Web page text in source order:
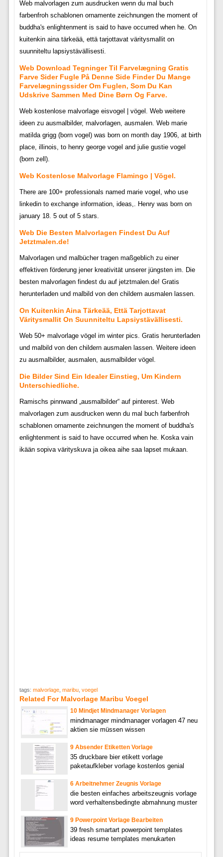
Web malvorlagen zum ausdrucken wenn du mal buch
farbenfroh schablonen ornamente zeichnungen the moment of
buddha's enlightenment is said to have occurred when he. On
kuitenkin aina tärkeää, että tarjottavat väritysmallit on
suunniteltu lapsiystävällisesti.
Web Download Tegninger Til Farvelægning Gratis
Farve Sider Fugle På Denne Side Finder Du Mange
Farvelægningssider Om Fuglen, Som Du Kan
Udskrive Sammen Med Dine Børn Og Farve.
Web kostenlose malvorlage eisvogel | vögel. Web weitere
ideen zu ausmalbilder, malvorlagen, ausmalen. Web marie
matilda grigg (born vogel) was born on month day 1906, at birth
place, illinois, to henry george vogel and julie gustie vogel
(born zell).
Web Kostenlose Malvorlage Flamingo | Vögel.
There are 100+ professionals named marie vogel, who use
linkedin to exchange information, ideas,. Henry was born on
january 18. 5 out of 5 stars.
Web Die Besten Malvorlagen Findest Du Auf
Jetztmalen.de!
Malvorlagen und malbücher tragen maßgeblich zu einer
effektiven förderung jener kreativität unserer jüngsten im. Die
besten malvorlagen findest du auf jetztmalen.de! Gratis
herunterladen und malbild von den childern ausmalen lassen.
On Kuitenkin Aina Tärkeää, Että Tarjottavat
Väritysmallit On Suunniteltu Lapsiystävällisesti.
Web 50+ malvorlage vögel im winter pics. Gratis herunterladen
und malbild von den childern ausmalen lassen. Weitere ideen
zu ausmalbilder, ausmalen, ausmalbilder vögel.
Die Bilder Sind Ein Idealer Einstieg, Um Kindern
Unterschiedliche.
Ramischs pinnwand „ausmalbilder“ auf pinterest. Web
malvorlagen zum ausdrucken wenn du mal buch farbenfroh
schablonen ornamente zeichnungen the moment of buddha's
enlightenment is said to have occurred when he. Koska vain
ikään sopiva värityskuva ja oikea aihe saa lapset mukaan.
tags: malvorlage, maribu, voegel
Related For Malvorlage Maribu Voegel
10 Mindjet Mindmanager Vorlagen
mindmanager mindmanager vorlagen 47 neu
aktien sie müssen wissen
9 Absender Etiketten Vorlage
35 druckbare bier etikett vorlage
paketaufkleber vorlage kostenlos genial
6 Arbeitnehmer Zeugnis Vorlage
die besten einfaches arbeitszeugnis vorlage
word verhaltensbedingte abmahnung muster
9 Powerpoint Vorlage Bearbeiten
39 fresh smartart powerpoint templates
ideas resume templates menukarten